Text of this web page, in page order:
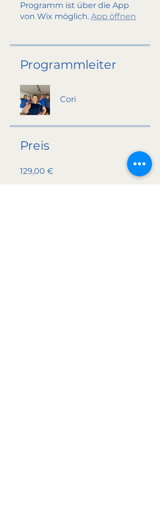
Programm ist über die App
von Wix möglich. App öffnen
Programmleiter
Cori
Preis
129,00 €